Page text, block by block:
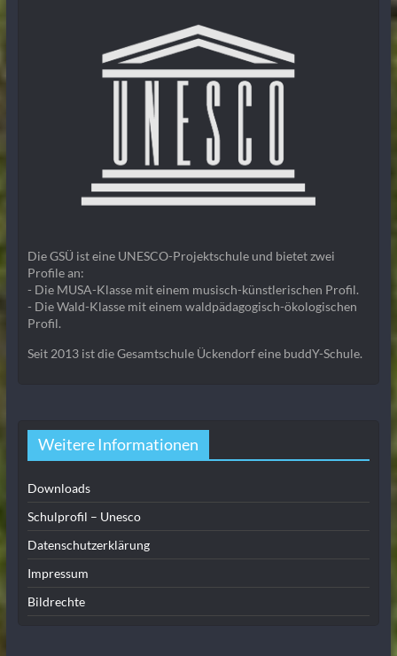
Die GSÜ ist eine UNESCO-Projektschule und bietet zwei
Profile an:
- Die MUSA-Klasse mit einem musisch-künstlerischen Profil.
- Die Wald-Klasse mit einem waldpädagogisch-ökologischen
Profil.
Seit 2013 ist die Gesamtschule Ückendorf eine buddY-Schule.
Weitere Informationen
Downloads
Schulprofil – Unesco
Datenschutzerklärung
Impressum
Bildrechte